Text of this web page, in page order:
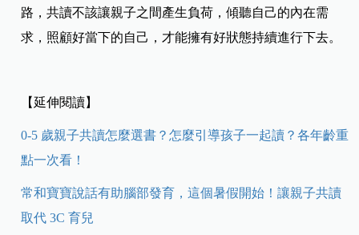
路，共讀不該讓親子之間產生負荷，傾聽自己的內在需
求，照顧好當下的自己，才能擁有好狀態持續進行下去。
【延伸閱讀】
0-5 歲親子共讀怎麼選書？怎麼引導孩子一起讀？各年齡重
點一次看！
常和寶寶說話有助腦部發育，這個暑假開始！讓親子共讀
取代 3C 育兒